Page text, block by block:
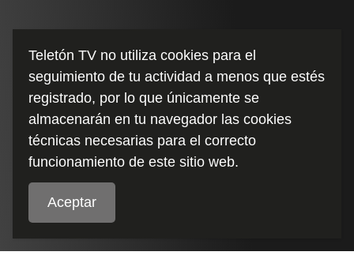
Políticas de cookies
FAQs
Términos y condiciones
Teletón TV no utiliza cookies para el
seguimiento de tu actividad a menos que estés
registrado, por lo que únicamente se
almacenarán en tu navegador las cookies
técnicas necesarias para el correcto
funcionamiento de este sitio web.
Aceptar